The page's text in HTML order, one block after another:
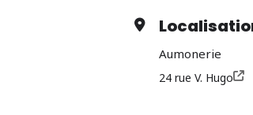
Aumonerie
24 rue V. Hugo